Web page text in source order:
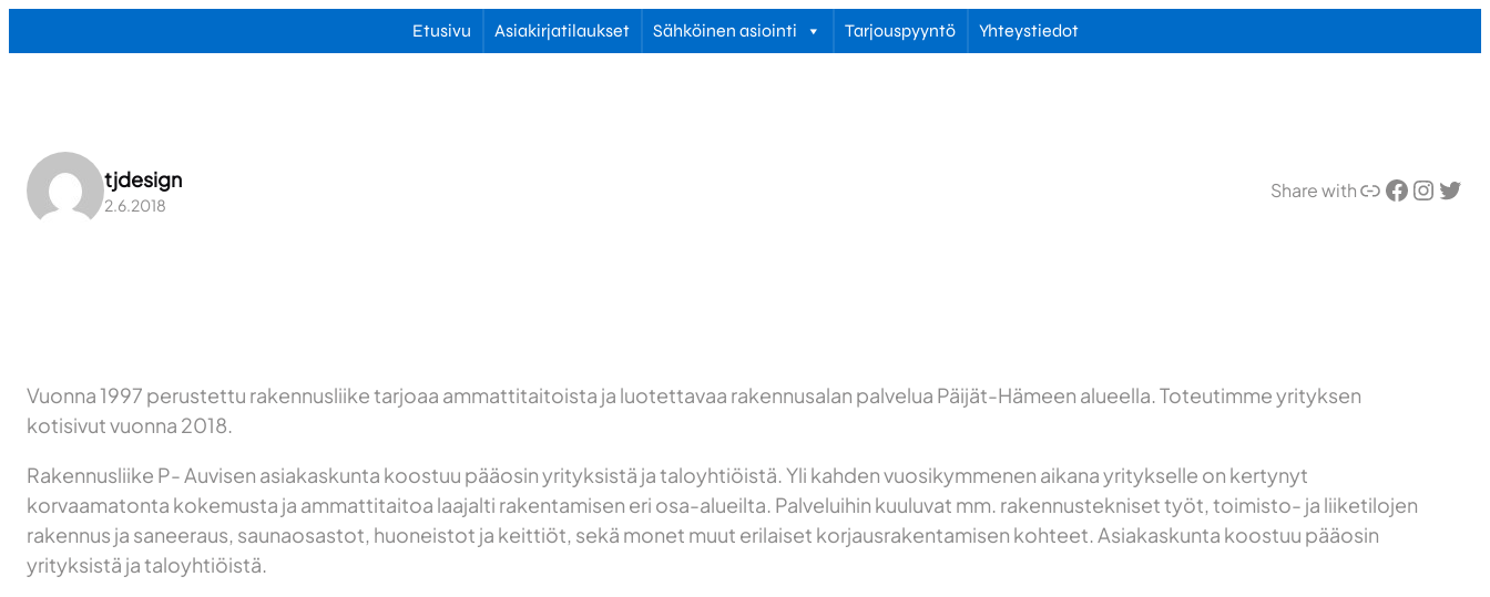
Etusivu Asiakirjatilaukset Sähköinen asiointi Tarjouspyyntö Yhteystiedot
tjdesign
2.6.2018
Share withLinkki Facebook Instagram Twitter
Vuonna 1997 perustettu rakennusliike tarjoaa ammattitaitoista ja luotettavaa rakennusalan palvelua Päijät-Hämeen alueella. Toteutimme yrityksen
kotisivut vuonna 2018.
Rakennusliike P- Auvisen asiakaskunta koostuu pääosin yrityksistä ja taloyhtiöistä. Yli kahden vuosikymmenen aikana yritykselle on kertynyt
korvaamatonta kokemusta ja ammattitaitoa laajalti rakentamisen eri osa-alueilta. Palveluihin kuuluvat mm. rakennustekniset työt, toimisto- ja liiketilojen
rakennus ja saneeraus, saunaosastot, huoneistot ja keittiöt, sekä monet muut erilaiset korjausrakentamisen kohteet. Asiakaskunta koostuu pääosin
yrityksistä ja taloyhtiöistä.